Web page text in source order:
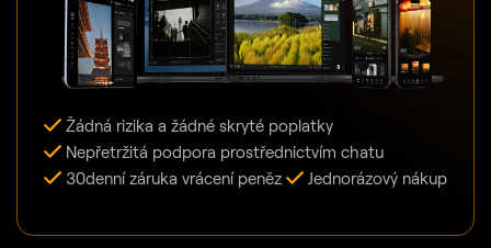
Žádná rizika a žádné skryté poplatky
Nepřetržitá podpora prostřednictvím chatu
30denní záruka vrácení peněz
Jednorázový nákup